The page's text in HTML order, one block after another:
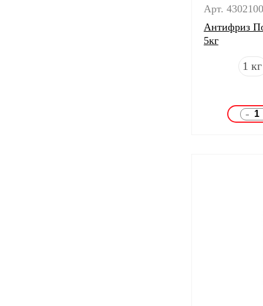
Арт.
Антифриз
5кг
1 кг
-